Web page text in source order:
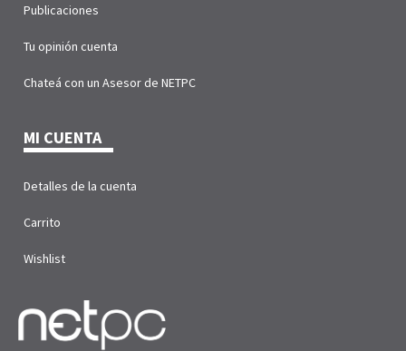
Publicaciones
Tu opinión cuenta
Chateá con un Asesor de NETPC
MI CUENTA
Detalles de la cuenta
Carrito
Wishlist